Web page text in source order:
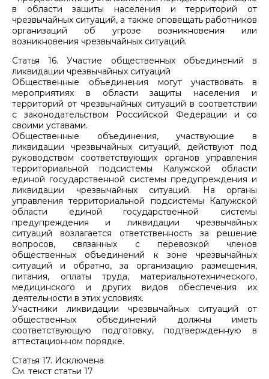
в области защиты населения и территорий от
чрезвычайных ситуаций, а также оповещать работников
организаций об угрозе возникновения или
возникновения чрезвычайных ситуаций.
Статья 16. Участие общественных объединений в
ликвидации чрезвычайных ситуаций
Общественные объединения могут участвовать в
мероприятиях в области защиты населения и
территорий от чрезвычайных ситуаций в соответствии
с законодательством Российской Федерации и со
своими уставами.
Общественные объединения, участвующие в
ликвидации чрезвычайных ситуаций, действуют под
руководством соответствующих органов управления
территориальной подсистемы Калужской области
единой государственной системы предупреждения и
ликвидации чрезвычайных ситуаций. На органы
управления территориальной подсистемы Калужской
области единой государственной системы
предупреждения и ликвидации чрезвычайных
ситуаций возлагается ответственность за решение
вопросов, связанных с перевозкой членов
общественных объединений к зоне чрезвычайных
ситуаций и обратно, за организацию размещения,
питания, оплаты труда, материальнотехнического,
медицинского и других видов обеспечения их
деятельности в этих условиях.
Участники ликвидации чрезвычайных ситуаций от
общественных объединений должны иметь
соответствующую подготовку, подтвержденную в
аттестационном порядке.
Статья 17. Исключена
См. текст статьи 17